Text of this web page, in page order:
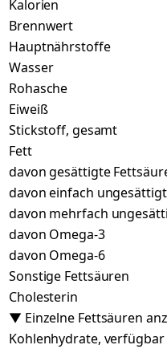
Kalorien
Brennwert
Hauptnährstoffe
Wasser
Rohasche
Eiweiß
Stickstoff, gesamt
Fett
davon gesättigte
davon einfach ungesättigt
davon mehrfach
davon Omega-3
davon Omega-6
Sonstige Fettsäuren
Cholesterin
▼ Einzelne Fettsäuren
Kohlenhydrate, verfügbar